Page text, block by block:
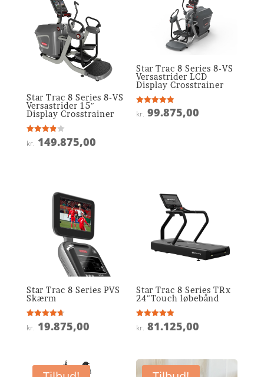
Star Trac 8 Series 8-VS
Versastrider 15″
Display Crosstrainer
Vurderet
3.9
kr. 149.875,00
Star Trac 8 Series 8-VS
Versastrider LCD
Display Crosstrainer
Vurderet
4.9
kr. 99.875,00
Star Trac 8 Series PVS
Skærm
Vurderet
4.7
kr. 19.875,00
Star Trac 8 Series TRx
24″Touch løbebånd
Vurderet
4.9
kr. 81.125,00